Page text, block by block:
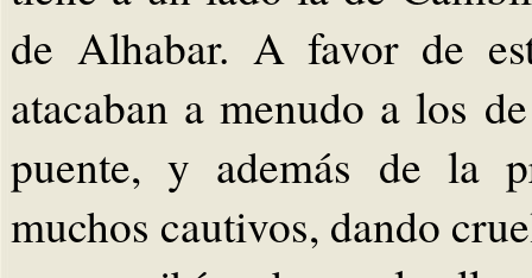
de Alhabar. A favor de
atacaban a menudo a los
puente, y además de la
muchos cautivos, dando